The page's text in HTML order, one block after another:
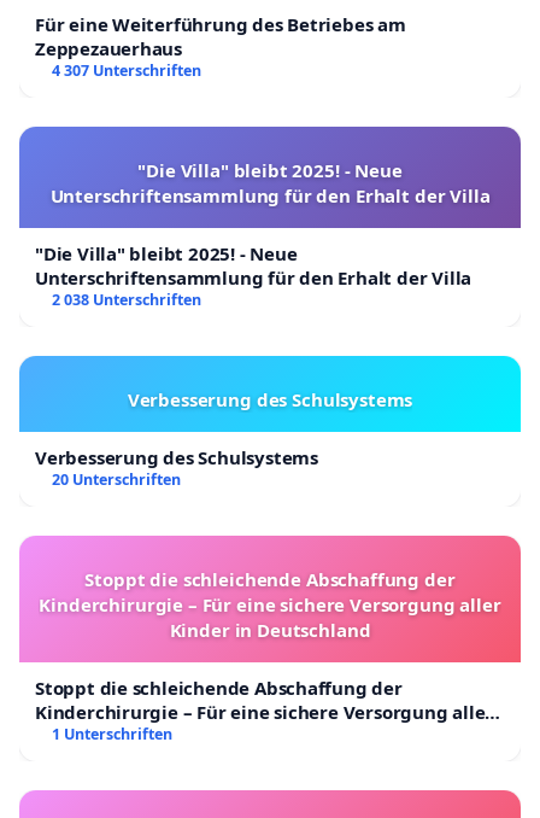
Für eine Weiterführung des Betriebes am
Zeppezauerhaus
4 307 Unterschriften
"Die Villa" bleibt 2025! - Neue
Unterschriftensammlung für den Erhalt der Villa
"Die Villa" bleibt 2025! - Neue
Unterschriftensammlung für den Erhalt der Villa
2 038 Unterschriften
Verbesserung des Schulsystems
Verbesserung des Schulsystems
20 Unterschriften
Stoppt die schleichende Abschaffung der
Kinderchirurgie – Für eine sichere Versorgung aller
Kinder in Deutschland
Stoppt die schleichende Abschaffung der
Kinderchirurgie – Für eine sichere Versorgung aller
Kinder in Deutschland
1 Unterschriften